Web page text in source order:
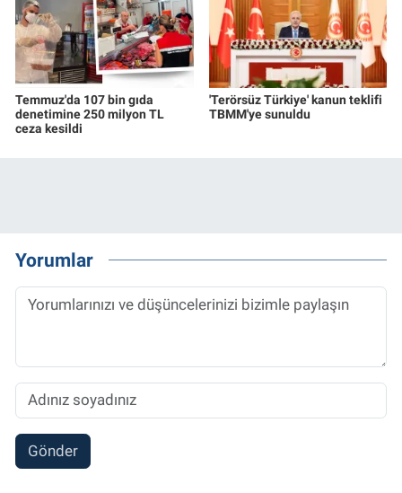
Temmuz'da 107 bin gıda
denetimine 250 milyon TL
ceza kesildi
'Terörsüz Türkiye' kanun teklifi
TBMM'ye sunuldu
Yorumlar
Gönder